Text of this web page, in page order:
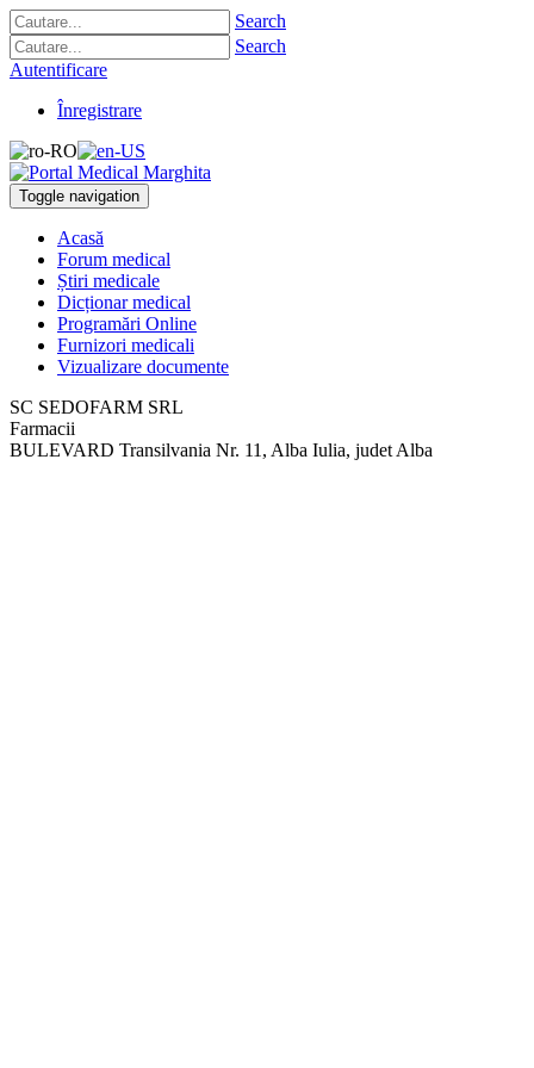
Search
Search
Autentificare
Înregistrare
Toggle navigation
Acasă
Forum medical
Știri medicale
Dicționar medical
Programări Online
Furnizori medicali
Vizualizare documente
SC SEDOFARM SRL
Farmacii
BULEVARD Transilvania Nr. 11 , Alba Iulia, judet Alba